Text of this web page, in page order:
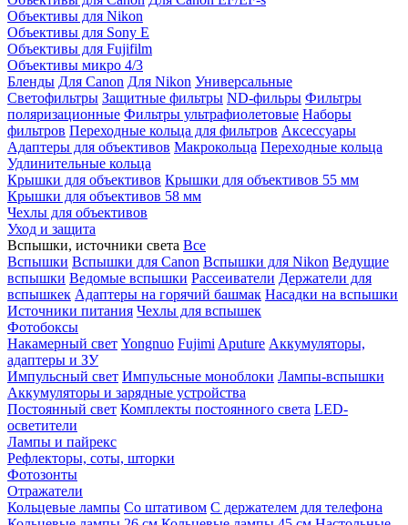
Объективы для Nikon
Объективы для Sony E
Объективы для Fujifilm
Объективы микро 4/3
Бленды Для Canon Для Nikon Универсальные
Светофильтры Защитные фильтры ND-фильры Фильтры
поляризационные Фильтры ультрафиолетовые Наборы
фильтров Переходные кольца для фильтров Аксессуары
Адаптеры для объективов Макрокольца Переходные кольца
Удлинительные кольца
Крышки для объективов Крышки для объективов 55 мм
Крышки для объективов 58 мм
Чехлы для объективов
Уход и защита
Вспышки, источники света Все
Вспышки Вспышки для Canon Вспышки для Nikon Ведущие
вспышки Ведомые вспышки Рассеиватели Держатели для
вспышкек Адаптеры на горячий башмак Насадки на вспышки
Источники питания Чехлы для вспышек
Фотобоксы
Накамерный свет Yongnuo Fujimi Aputure Аккумуляторы,
адаптеры и ЗУ
Импульсный свет Импульсные моноблоки Лампы-вспышки
Аккумуляторы и зарядные устройства
Постоянный свет Комплекты постоянного света LED-
осветители
Лампы и пайрекс
Рефлекторы, соты, шторки
Фотозонты
Отражатели
Кольцевые лампы Со штативом С держателем для телефона